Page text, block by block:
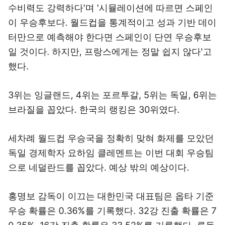
수비력도 강력하다'며 '시뮬레이션에 따르면 스페인
이 우승후보다. 월드컵을 통계적이고 성과 기반 데이
터만으로 예측해야 한다면 스페인이 단연 우승후보
일 것이다. 하지만, 프랑스에게는 정말 쉽지 않다'고
했다.
3위는 잉글랜드, 4위는 포르투갈, 5위는 독일, 6위는
브라질을 꼽았다. 한국의 랭킹은 30위였다.
세차례 월드컵 우승국을 정확히 맞혀 화제를 모았던
독일 경제학자 요하임 클레멘트는 이번 대회 우승팀
으로 네덜란드를 꼽았다. 예상 밖의 예상이다.
홍명보 감독이 이끄는 대한민국 대표팀은 옵타 기준
우승 확률은 0.36%를 기록했다. 32강 진출 확률은 7